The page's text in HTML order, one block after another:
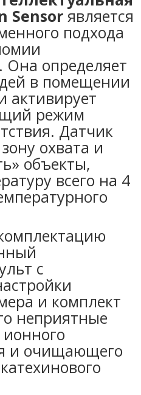
Sensor является
подхода
Она определяет
в помещении
активирует
режим
Датчик
охвата и
объекты,
всего на 4
с
и комплект
неприятные
и очищающего